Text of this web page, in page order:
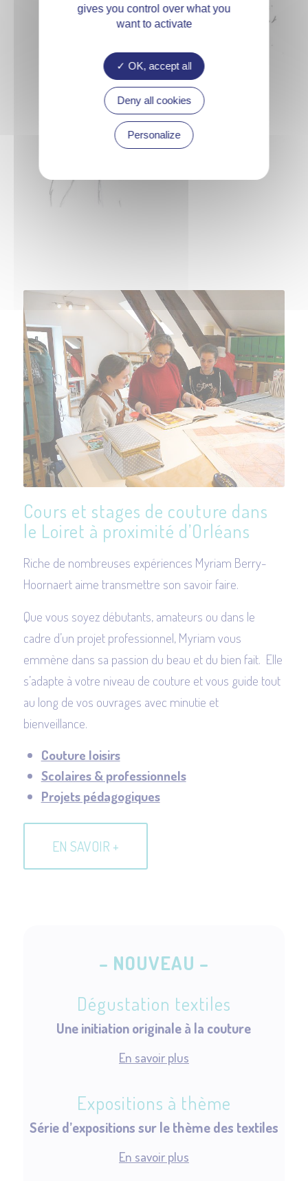
Cours et stages de couture dans
le Loiret à proximité d’Orléans
Riche de nombreuses expériences Myriam Berry-
Hoornaert aime transmettre son savoir faire.
Que vous soyez débutants, amateurs ou dans le
cadre d’un projet professionnel, Myriam vous
emmène dans sa passion du beau et du bien fait. Elle
s’adapte à votre niveau de couture et vous guide tout
au long de vos ouvrages avec minutie et
bienveillance.
Couture loisirs
Scolaires & professionnels
Projets pédagogiques
EN SAVOIR +
– NOUVEAU –
Dégustation textiles
Une initiation originale à la couture
En savoir plus
Expositions à thème
Série d’expositions sur le thème des textiles
En savoir plus
gives you control over what you
want to activate
OK, accept all
Deny all cookies
Personalize